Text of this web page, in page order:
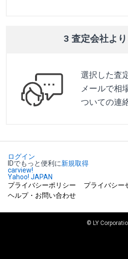
3 査定会社よ
選択した査
メールで相
ついての連
ログイン
IDでもっと便利に新規取得
carview!
Yahoo! JAPAN
プライバシーポリシー
プライバシー
ヘルプ・お問い合わせ
© LY